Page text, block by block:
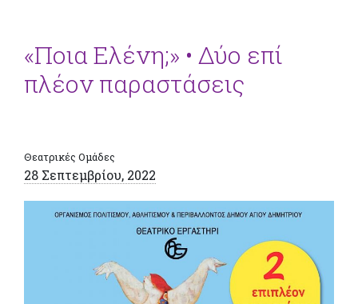
«Ποια Ελένη;» • Δύο επί
πλέον παραστάσεις
Θεατρικές Ομάδες
28 Σεπτεμβρίου, 2022